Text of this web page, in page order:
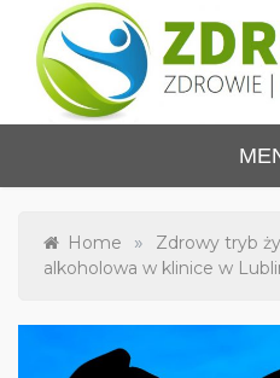
content
ZDROWI.EU
health&beauty,
Home » Zdrowy tryb
alkoholowa w klinice w